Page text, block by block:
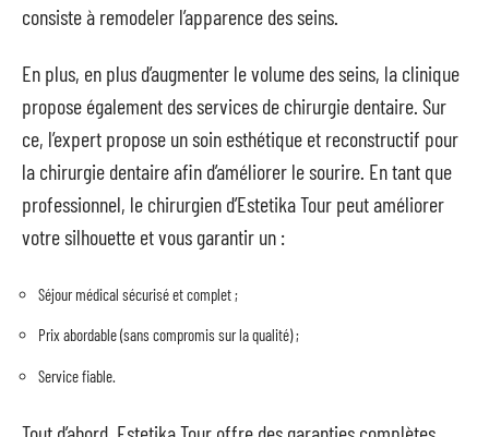
consiste à remodeler l’apparence des seins.
En plus, en plus d’augmenter le volume des seins, la clinique
propose également des services de chirurgie dentaire. Sur
ce, l’expert propose un soin esthétique et reconstructif pour
la chirurgie dentaire afin d’améliorer le sourire. En tant que
professionnel, le chirurgien d’Estetika Tour peut améliorer
votre silhouette et vous garantir un :
Séjour médical sécurisé et complet ;
Prix abordable (sans compromis sur la qualité) ;
Service fiable.